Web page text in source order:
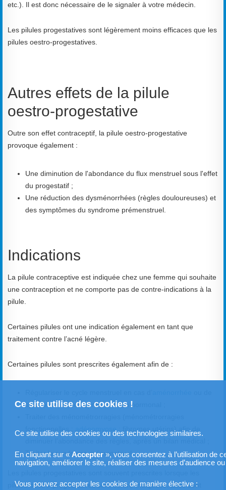
Ce site utilise des cookies !
Ce site utilise des cookies ou des technologies similaires.
En cliquant sur « Accepter», vous consentez à l’utilisation de
navigation, améliorer le site, réaliser des mesures d’audience
Vous pouvez accepter les cookies de manière élective :
etc.). Il est donc nécessaire de le signaler à votre médecin.
Les pilules progestatives sont légèrement moins efficaces que les
pilules oestro-progestatives.
Autres effets de la pilule
oestro-progestative
Outre son effet contraceptif, la pilule oestro-progestative
provoque également :
Une diminution de l'abondance du flux menstruel sous l'effet
du progestatif ;
Une réduction des dysménorrhées (règles douloureuses) et
des symptômes du syndrome prémenstruel.
Indications
La pilule contraceptive est indiquée chez une femme qui souhaite
une contraception et ne comporte pas de contre-indications à la
pilule.
Certaines pilules ont une indication également en tant que
traitement contre l’acné légère.
Certaines pilules sont prescrites également afin de :
spanioménorrhée après un bilan hormonal ;
fonctionnelles ;
adénomyose ; fibromes utérins) afin de
Traiter le syndrome prémenstruel.
pilules oestro-progestatives sont contre-indiquées. Elles sont